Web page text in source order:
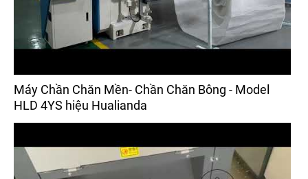
Máy Chần Chăn Mền- Chần Chăn Bông - Model
HLD 4YS hiệu Hualianda